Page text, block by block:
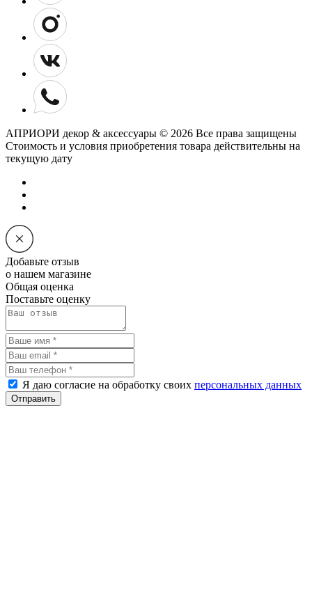
АПРИОРИ декор & аксессуары © 2026 Все права защищены
Cтоимость и условия приобретения товара действительны на
текущую дату
Добавьте отзыв
о нашем магазине
Общая оценка
Поставьте оценку
Я даю согласие на обработку своих персональных данных
Отправить